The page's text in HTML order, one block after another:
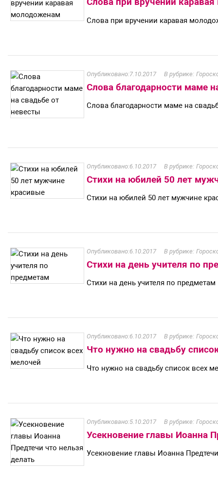
Слова при вручении каравая
7.10.2017
Слова благодарности маме
Слова благодарности маме на
6.10.2017
Стихи на юбилей 50 лет
Стихи на юбилей 50 лет мужчине
6.10.2017
Стихи на день учителя по
Стихи на день учителя по предметам
6.10.2017
Что нужно на свадьбу
Что нужно на свадьбу список всех
5.10.2017
Усекновение главы Иоанна
Усекновение главы Иоанна